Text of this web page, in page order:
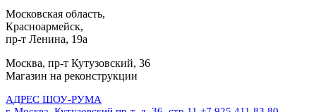
Московская область,
Красноармейск,
пр-т Ленина, 19а
Москва, пр-т Кутузовский, 36
Магазин на реконструкции
АДРЕС ШОУ-РУМА